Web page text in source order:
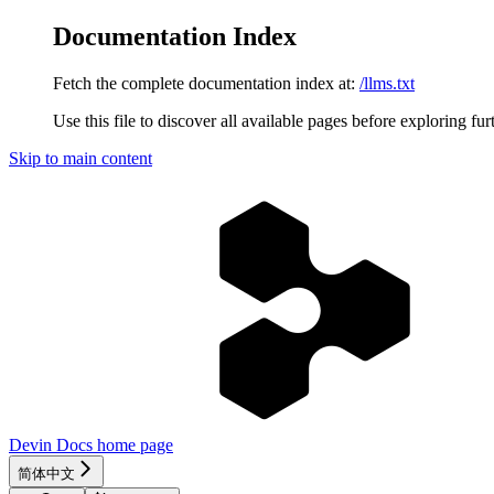
Documentation Index
Fetch the complete documentation index at: /llms.txt
Use this file to discover all available pages before exploring
Skip to main content
Devin Docs home page
简体中文